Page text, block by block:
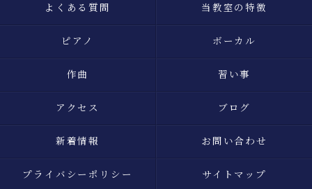
よくある質問 当教室の特徴
ピアノ ボーカル
作曲 習い事
アクセス ブログ
新着情報 お問い合わせ
プライバシーポリシー サイトマップ